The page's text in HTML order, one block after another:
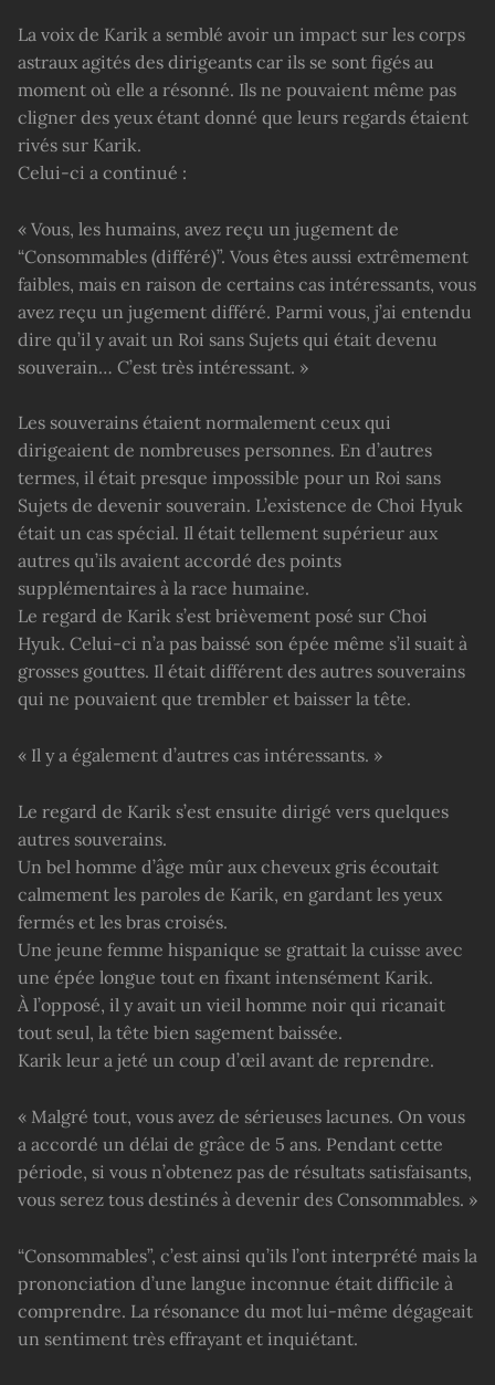
La voix de Karik a semblé avoir un impact sur les corps
astraux agités des dirigeants car ils se sont figés au
moment où elle a résonné. Ils ne pouvaient même pas
cligner des yeux étant donné que leurs regards étaient
rivés sur Karik.
Celui-ci a continué :
« Vous, les humains, avez reçu un jugement de
“Consommables (différé)”. Vous êtes aussi extrêmement
faibles, mais en raison de certains cas intéressants, vous
avez reçu un jugement différé. Parmi vous, j’ai entendu
dire qu’il y avait un Roi sans Sujets qui était devenu
souverain… C’est très intéressant. »
Les souverains étaient normalement ceux qui
dirigeaient de nombreuses personnes. En d’autres
termes, il était presque impossible pour un Roi sans
Sujets de devenir souverain. L’existence de Choi Hyuk
était un cas spécial. Il était tellement supérieur aux
autres qu’ils avaient accordé des points
supplémentaires à la race humaine.
Le regard de Karik s’est brièvement posé sur Choi
Hyuk. Celui-ci n’a pas baissé son épée même s’il suait à
grosses gouttes. Il était différent des autres souverains
qui ne pouvaient que trembler et baisser la tête.
« Il y a également d’autres cas intéressants. »
Le regard de Karik s’est ensuite dirigé vers quelques
autres souverains.
Un bel homme d’âge mûr aux cheveux gris écoutait
calmement les paroles de Karik, en gardant les yeux
fermés et les bras croisés.
Une jeune femme hispanique se grattait la cuisse avec
une épée longue tout en fixant intensément Karik.
À l’opposé, il y avait un vieil homme noir qui ricanait
tout seul, la tête bien sagement baissée.
Karik leur a jeté un coup d’œil avant de reprendre.
« Malgré tout, vous avez de sérieuses lacunes. On vous
a accordé un délai de grâce de 5 ans. Pendant cette
période, si vous n’obtenez pas de résultats satisfaisants,
vous serez tous destinés à devenir des Consommables. »
“Consommables”, c’est ainsi qu’ils l’ont interprété mais la
prononciation d’une langue inconnue était difficile à
comprendre. La résonance du mot lui-même dégageait
un sentiment très effrayant et inquiétant.